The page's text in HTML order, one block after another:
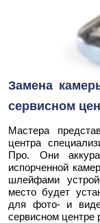
Замена
сервисном
Мастера
центра
Про. Они
испорченной
шлейфами
место будет
для фото- и
сервисном центре